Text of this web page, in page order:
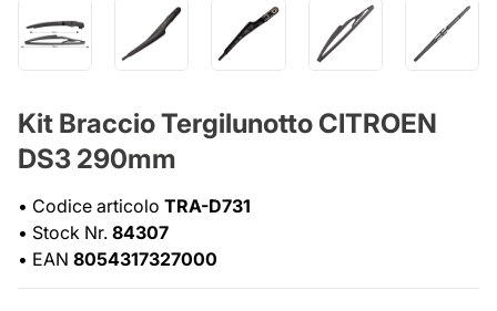
Kit Braccio Tergilunotto CITROEN
DS3 290mm
• Codice articolo TRA-D731
• Stock Nr. 84307
• EAN 8054317327000